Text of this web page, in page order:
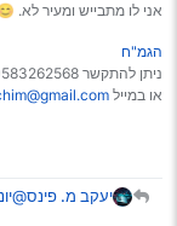
אני לו מתבייש ומעיר לא.
הגמ"ח
ניתן להתקשר 0583262568
או במייל
יעקב מ. פינס